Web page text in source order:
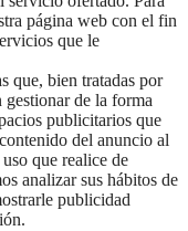
página web con el fin
que le
que, bien tratadas por
gestionar de la forma
publicitarios que
del anuncio al
que realice de
analizar sus hábitos de
publicidad